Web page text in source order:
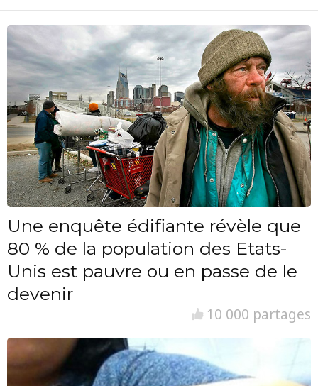
Une enquête édifiante révèle que
80 % de la population des Etats-
Unis est pauvre ou en passe de le
devenir
10 000 partages